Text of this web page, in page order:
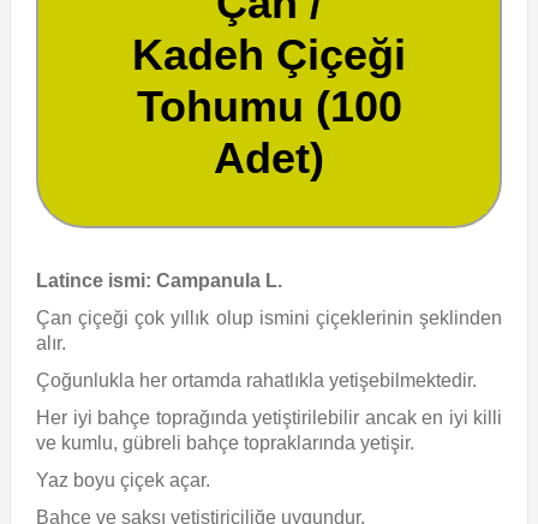
Kadeh Çiçeği
Tohumu (100
Adet)
Latince ismi: Campanula L.
Çan çiçeği çok yıllık olup ismini çiçeklerinin şeklinden
alır.
Çoğunlukla her ortamda rahatlıkla yetişebilmektedir.
Her iyi bahçe toprağında yetiştirilebilir ancak en iyi killi
ve kumlu, gübreli bahçe topraklarında yetişir.
Yaz boyu çiçek açar.
Bahçe ve saksı yetiştiriciliğe uygundur.